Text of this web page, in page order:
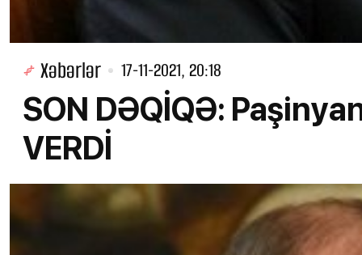
Xəbərlər 17-11-2021, 20:18
SON DƏQİQƏ:
VERDİ